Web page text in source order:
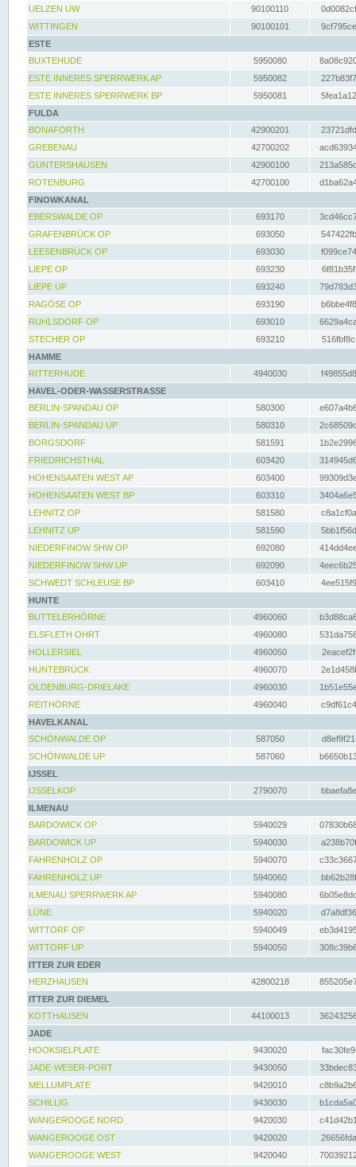
UELZEN UW
90100110
WITTINGEN
90100101
ESTE
BUXTEHUDE
5950080
ESTE INNERES SPERRWERK AP
5950082
ESTE INNERES SPERRWERK BP
5950081
FULDA
BONAFORTH
42900201
GREBENAU
42700202
GUNTERSHAUSEN
42900100
ROTENBURG
42700100
FINOWKANAL
EBERSWALDE OP
693170
GRAFENBRÜCK OP
693050
LEESENBRÜCK OP
693030
LIEPE OP
693230
LIEPE UP
693240
RAGÖSE OP
693190
RUHLSDORF OP
693010
STECHER OP
693210
HAMME
RITTERHUDE
4940030
HAVEL-ODER-WASSERSTRASSE
BERLIN-SPANDAU OP
580300
BERLIN-SPANDAU UP
580310
BORGSDORF
581591
FRIEDRICHSTHAL
603420
HOHENSAATEN WEST AP
603400
HOHENSAATEN WEST BP
603310
LEHNITZ OP
581580
LEHNITZ UP
581590
NIEDERFINOW SHW OP
692080
NIEDERFINOW SHW UP
692090
SCHWEDT SCHLEUSE BP
603410
HUNTE
BUTTELERHÖRNE
4960060
ELSFLETH OHRT
4960080
HOLLERSIEL
4960050
HUNTEBRÜCK
4960070
OLDENBURG-DRIELAKE
4960030
REITHÖRNE
4960040
HAVELKANAL
SCHÖNWALDE OP
587050
SCHÖNWALDE UP
587060
IJSSEL
IJSSELKOP
2790070
ILMENAU
BARDOWICK OP
5940029
BARDOWICK UP
5940030
FAHRENHOLZ OP
5940070
FAHRENHOLZ UP
5940060
ILMENAU SPERRWERK AP
5940080
LÜNE
5940020
WITTORF OP
5940049
WITTORF UP
5940050
ITTER ZUR EDER
HERZHAUSEN
42800218
ITTER ZUR DIEMEL
KOTTHAUSEN
44100013
JADE
HOOKSIELPLATE
9430020
JADE-WESER-PORT
9430050
MELLUMPLATE
9420010
SCHILLIG
9430030
WANGEROOGE NORD
9420030
WANGEROOGE OST
9420020
WANGEROOGE WEST
9420040